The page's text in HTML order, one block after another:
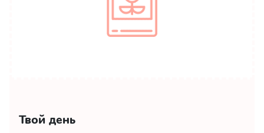
Твой день